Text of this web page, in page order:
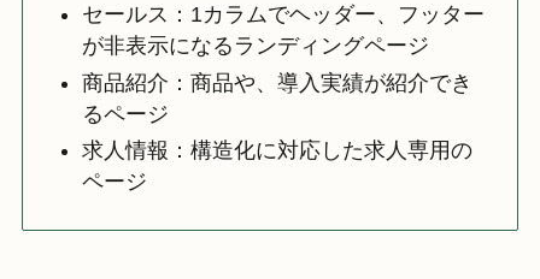
セールス：1カラムでヘッダー、フッター
が非表示になるランディングページ
商品紹介：商品や、導入実績が紹介でき
るページ
求人情報：構造化に対応した求人専用の
ページ